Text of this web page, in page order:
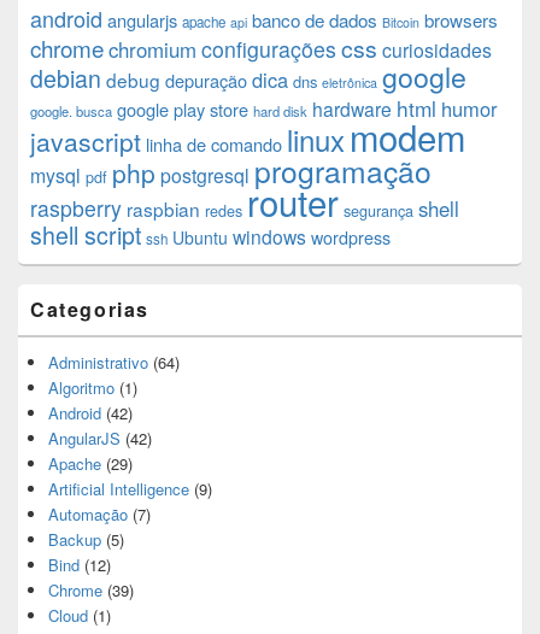
android angularjs apache api banco de dados Bitcoin browsers
chromechromium configurações css curiosidades
debian debug depuraçãodica dns eletrônica google
google. busca google play store hard disk hardware html humor
javascript linha de comando linux modem
mysql pdf php postgresql programação
raspberry raspbian redes router segurança shell
shell script ssh Ubuntu windows wordpress
Categorias
Administrativo (64)
Algoritmo (1)
Android (42)
AngularJS (42)
Apache (29)
Artificial Intelligence (9)
Automação (7)
Backup (5)
Bind (12)
Chrome (39)
Cloud (1)